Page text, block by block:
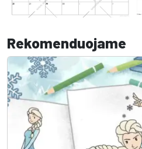
Rekomenduojame